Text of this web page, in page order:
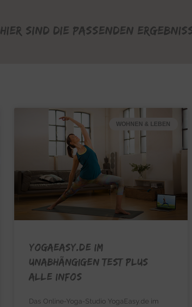
Hier sind die passenden
WOHNEN & LEBEN
YogaEasy.de im
unabhängigen Test plus
alle Infos
Das Online-Yoga-Studio YogaEasy.de im